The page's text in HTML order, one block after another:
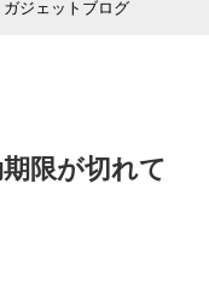
ジェットブログ
限が切れて